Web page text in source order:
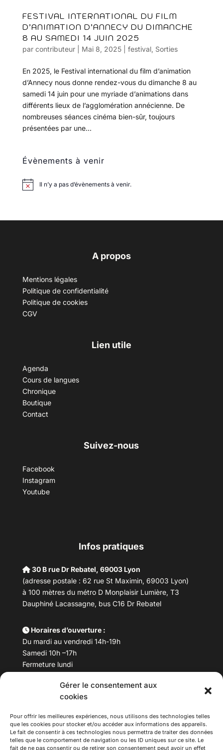
Gérer le consentement aux
cookies
Pour offrir les meilleures expériences, nous utilisons des technologies telles
que les cookies pour stocker et/ou accéder aux informations des appareils.
Le fait de consentir à ces technologies nous permettra de traiter des données
telles que le comportement de navigation ou les ID uniques sur ce site. Le
fait de ne pas consentir ou de retirer son consentement peut avoir un effet
FESTIVAL INTERNATIONAL DU FILM
D’ANIMATION D’ANNECY DU DIMANCHE
8 AU SAMEDI 14 JUIN 2025
par contributeur| Mai 8, 2025| festival, Sorties
En 2025, le Festival international du film d’animation
d’Annecy nous donne rendez-vous du dimanche 8 au
samedi 14 juin pour une myriade d’animations dans
différents lieux de l’agglomération annécienne. De
nombreuses séances cinéma bien-sûr, toujours
présentées par une...
Évènements à venir
Il n’y a pas d’évènements à venir.
A propos
Mentions légales
Politique de confidentialité
Politique de cookies
CGV
Lien utile
Agenda
Cours de langues
Chronique
Boutique
Contact
Suivez-nous
Facebook
Instagram
Youtube
Infos pratiques
30 B rue Dr Rebatel, 69003 Lyon
(adresse postale : 62 rue St Maximin, 69003 Lyon)
à 100 mètres du métro D Monplaisir Lumière, T3
Dauphiné Lacassagne, bus C16 Dr Rebatel
Horaires d’ouverture :
Du mardi au vendredi 14h-19h
Samedi 10h –17h
Fermeture lundi
Téléphone : 04 78 53 06 40
maisondesculturesasiatiques@asiexpo.com